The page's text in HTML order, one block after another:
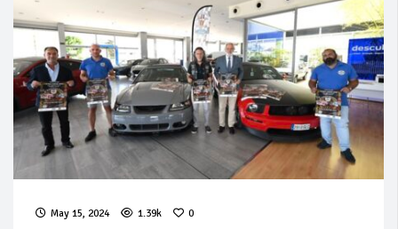
May 15, 2024 1.39k 0